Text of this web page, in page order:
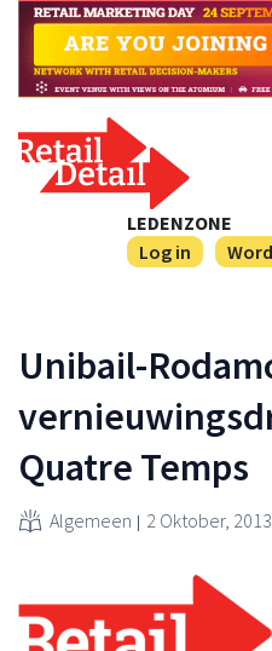
LEDENZONE
Log in
Unibail-
Quatre Temps
Algemeen 2 Oktober, 2013